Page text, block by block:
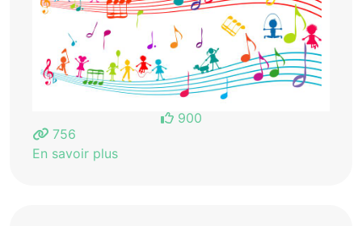
900
756
En savoir plus